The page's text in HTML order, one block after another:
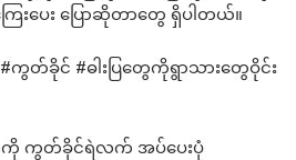
ပေး ပြောဆိုတာတွေ ရှိပါတယ်။
#ကွတ်ခိုင် #ဓါးပြတွေကိုရွာသားတွေဝိုင်း
ကို ကွတ်ခိုင်ရဲလက် အပ်ပေးပုံ